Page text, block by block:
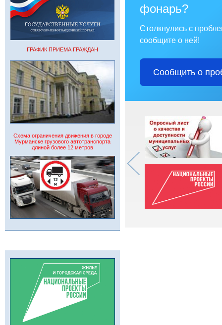
ГРАФИК ПРИЕМА ГРАЖДАН
Схема ограничения движения в городе
Мурманске грузового автотранспорта
длиной более 12 метров
фонарь?
Столкнулись с
сообщите о ней!
Сообщить о